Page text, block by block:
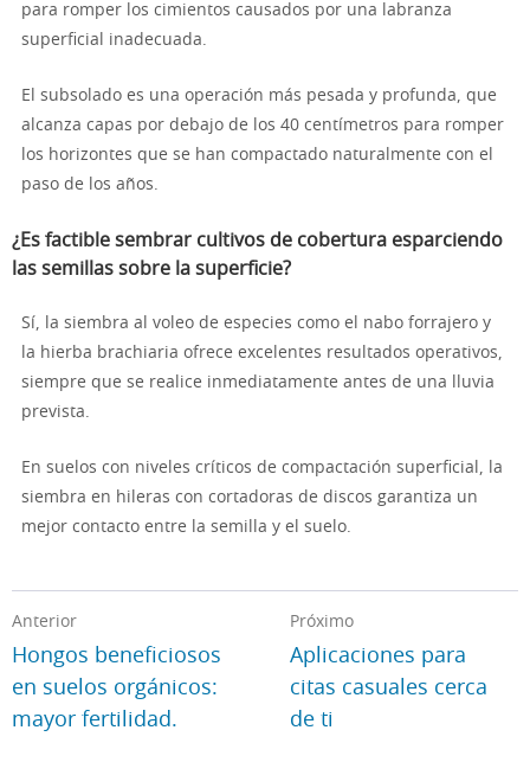
para romper los cimientos causados por una labranza
superficial inadecuada.
El subsolado es una operación más pesada y profunda, que
alcanza capas por debajo de los 40 centímetros para romper
los horizontes que se han compactado naturalmente con el
paso de los años.
¿Es factible sembrar cultivos de cobertura esparciendo
las semillas sobre la superficie?
Sí, la siembra al voleo de especies como el nabo forrajero y
la hierba brachiaria ofrece excelentes resultados operativos,
siempre que se realice inmediatamente antes de una lluvia
prevista.
En suelos con niveles críticos de compactación superficial, la
siembra en hileras con cortadoras de discos garantiza un
mejor contacto entre la semilla y el suelo.
Anterior
Hongos beneficiosos
en suelos orgánicos:
mayor fertilidad.
Próximo
Aplicaciones para
citas casuales cerca
de ti